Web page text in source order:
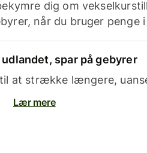
dig om
når du bruger penge
spar på gebyrer
til at strække længere,
Lær mere